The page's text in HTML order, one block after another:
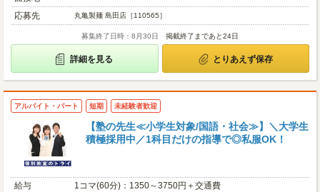
応募先
丸亀製麺 島田店［110565］
募集終了日時：8月30日 掲載終了まであと24日
詳細を見る とりあえず保存
アルバイト・パート 短期 未経験者歓迎
【塾の先生≪小学生対象/国語・社会≫】＼大学生
積極採用中／1科目だけの指導で◎私服OK！
給与
1コマ(60分)：1350～3750円＋交通費